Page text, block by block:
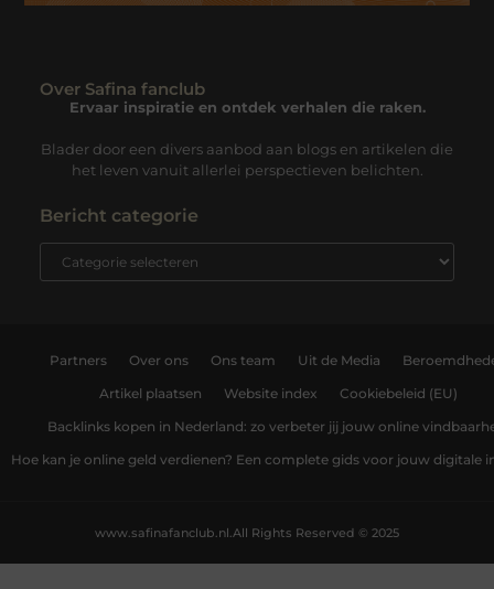
Over Safina fanclub
Ervaar inspiratie en ontdek verhalen die raken.
Blader door een divers aanbod aan blogs en artikelen die
het leven vanuit allerlei perspectieven belichten.
Bericht categorie
Partners Over ons Ons team Uit de Media
Artikel plaatsen Website index Cookiebeleid (EU)
Backlinks kopen in Nederland: zo verbeter jij jouw online
Hoe kan je online geld verdienen? Een complete gids voor jouw digitale
All Rights Reserved © 2025
www.safinafanclub.nl.